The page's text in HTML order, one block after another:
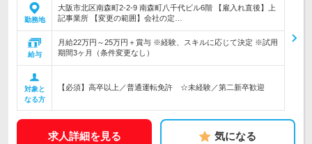
勤務地
大阪市北区南森町2-2-9 南森町八千代ビル6階 【雇入れ直後】上
記事業所 【変更の範囲】会社の定…
給与
月給22万円～25万円＋賞与 ※経験、スキルに応じて決定 ※試用
期間3ヶ月（条件変更なし）
対象と
なる方
【必須】高卒以上／普通運転免許 ☆未経験／第二新卒歓迎
求人詳細を見る 気になる